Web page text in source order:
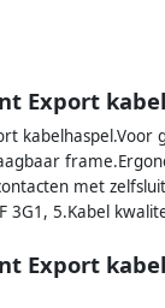
Export
met
3G1, 5.Kabel
Export